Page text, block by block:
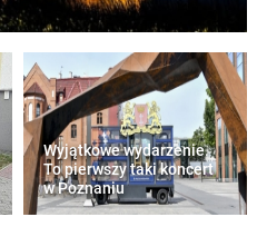
Wyjątkowe wydarzenie.
To pierwszy taki koncert
w Poznaniu